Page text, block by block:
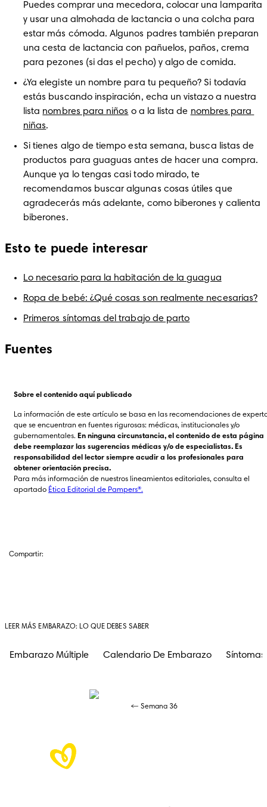
Puedes comprar una mecedora, colocar una lamparita
y usar una almohada de lactancia o una colcha para
estar más cómoda. Algunos padres también preparan
una cesta de lactancia con pañuelos, paños, crema
para pezones (si das el pecho) y algo de comida.
¿Ya elegiste un nombre para tu pequeño? Si todavía
estás buscando inspiración, echa un vistazo a nuestra
lista nombres para niños o a la lista de nombres para
niñas.
Si tienes algo de tiempo esta semana, busca listas de
productos para guaguas antes de hacer una compra.
Aunque ya lo tengas casi todo mirado, te
recomendamos buscar algunas cosas útiles que
agradecerás más adelante, como biberones y calienta
biberones.
Esto te puede interesar
Lo necesario para la habitación de la guagua
Ropa de bebé: ¿Qué cosas son realmente necesarias?
Primeros síntomas del trabajo de parto
Fuentes
Sobre el contenido aquí publicado
La información de este artículo se basa en las recomendaciones de
que se encuentran en fuentes rigurosas: médicas, institucionales y/o
gubernamentales. En ninguna circunstancia, el contenido de esta página
debe reemplazar las sugerencias médicas y/o de especialistas. Es
responsabilidad del lector siempre acudir a los profesionales para
obtener orientación precisa.
Para más información de nuestros lineamientos editoriales, consulta el
apartado Ética Editorial de Pampers®.
Compartir:
LEER MÁS EMBARAZO: LO QUE DEBES SABER
Embarazo Múltiple Calendario De Embarazo
Semana 36